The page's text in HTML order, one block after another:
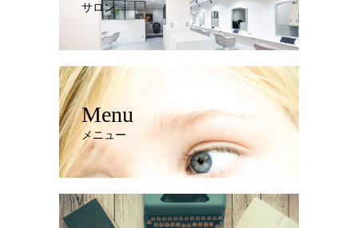
サロン
Menu
メニュー